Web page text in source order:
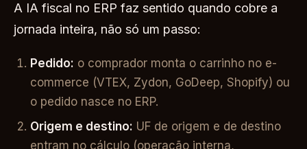
A IA fiscal no ERP faz sentido quando cobre a
jornada inteira, não só um passo:
Pedido: o comprador monta o carrinho no e-
commerce (VTEX, Zydon, GoDeep, Shopify) ou
o pedido nasce no ERP.
Origem e destino: UF de origem e de destino
entram no cálculo (operação interna,